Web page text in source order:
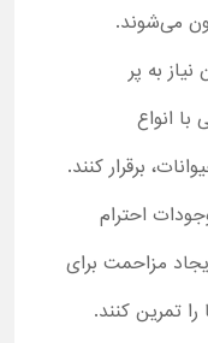
می‌شوند.
به پر
با انواع
برقرار کنند.
احترام
مزاحمت برای
تمرین کنند.